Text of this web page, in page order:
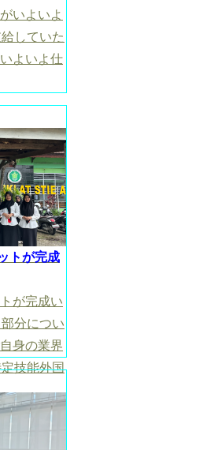
いよいよ
していた
よいよ仕
トが完成
が完成い
分につい
身の業界
技能外国